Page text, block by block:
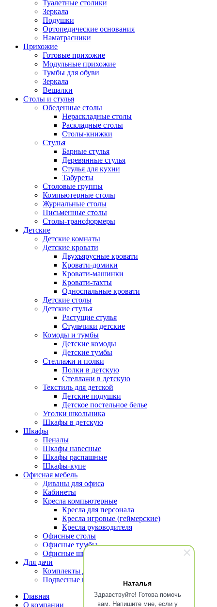
Наталья
Здравствуйте! Готова помочь
вам. Напишите мне, если у
Туалетные столики
Зеркала
Подушки
Ортопедические основания
Наматрасники
Прихожие
Готовые прихожие
Модульные прихожие
Тумбы для обуви
Зеркала
Вешалки
Столы и стулья
Обеденные столы
Нераскладные столы
Раскладные столы
Столы-книжки
Стулья
Барные стулья
Деревянные стулья
Стулья для кухни
Табуреты
Столовые группы
Компьютерные столы
Журнальные столы
Письменные столы
Столы-трансформеры
Детские
Детские комнаты
Детские кровати
Двухъярусные кровати
Кровати-домики
Кровати-машинки
Кровати-тахты
Односпальные кровати
Детские столы
Детские стулья
Растущие стулья
Стульчики детские
Комоды и тумбы
Детские комоды
Детские тумбы
Стеллажи и полки
Полки в детскую
Стеллажи в детскую
Текстиль для детской
Детские подушки
Детское постельное белье
Уголки школьника
Шкафы в детскую
Шкафы
Пеналы
Шкафы навесные
Шкафы распашные
Шкафы-купе
Офисная мебель
Диваны для офиса
Кабинеты
Кресла компьютерные
Кресла для персонала
Кресла игровые (геймерские)
Кресла руководителя
Офисные столы
Офисные тумбы
Офисные шкафы и стеллажи
Для дачи
Комплекты для террасы
Подвесные кресла
Главная
О компании